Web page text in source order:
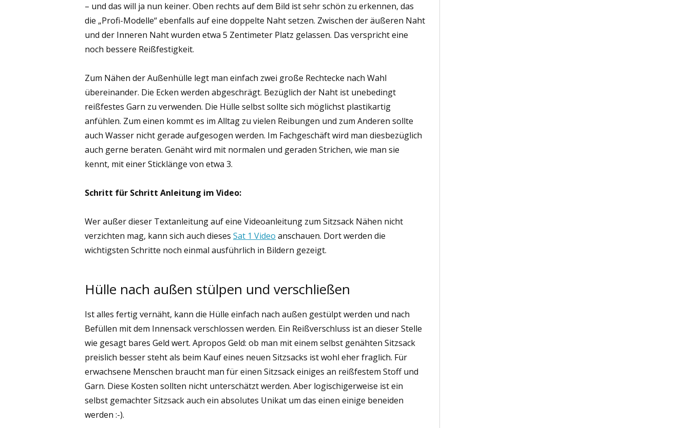
– und das will ja nun keiner. Oben rechts auf dem Bild ist sehr schön zu erkennen, das
die „Profi-Modelle“ ebenfalls auf eine doppelte Naht setzen. Zwischen der äußeren Naht
und der Inneren Naht wurden etwa 5 Zentimeter Platz gelassen. Das verspricht eine
noch bessere Reißfestigkeit.
Zum Nähen der Außenhülle legt man einfach zwei große Rechtecke nach Wahl
übereinander. Die Ecken werden abgeschrägt. Bezüglich der Naht ist unebedingt
reißfestes Garn zu verwenden. Die Hülle selbst sollte sich möglichst plastikartig
anfühlen. Zum einen kommt es im Alltag zu vielen Reibungen und zum Anderen sollte
auch Wasser nicht gerade aufgesogen werden. Im Fachgeschäft wird man diesbezüglich
auch gerne beraten. Genäht wird mit normalen und geraden Strichen, wie man sie
kennt, mit einer Sticklänge von etwa 3.
Schritt für Schritt Anleitung im Video:
Wer außer dieser Textanleitung auf eine Videoanleitung zum Sitzsack Nähen nicht
verzichten mag, kann sich auch dieses Sat 1 Video anschauen. Dort werden die
wichtigsten Schritte noch einmal ausführlich in Bildern gezeigt.
Hülle nach außen stülpen und verschließen
Ist alles fertig vernäht, kann die Hülle einfach nach außen gestülpt werden und nach
Befüllen mit dem Innensack verschlossen werden. Ein Reißverschluss ist an dieser Stelle
wie gesagt bares Geld wert. Apropos Geld: ob man mit einem selbst genähten Sitzsack
preislich besser steht als beim Kauf eines neuen Sitzsacks ist wohl eher fraglich. Für
erwachsene Menschen braucht man für einen Sitzsack einiges an reißfestem Stoff und
Garn. Diese Kosten sollten nicht unterschätzt werden. Aber logischigerweise ist ein
selbst gemachter Sitzsack auch ein absolutes Unikat um das einen einige beneiden
werden :-).